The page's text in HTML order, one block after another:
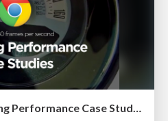
VelocityConf: Rendering Performance Case Studies